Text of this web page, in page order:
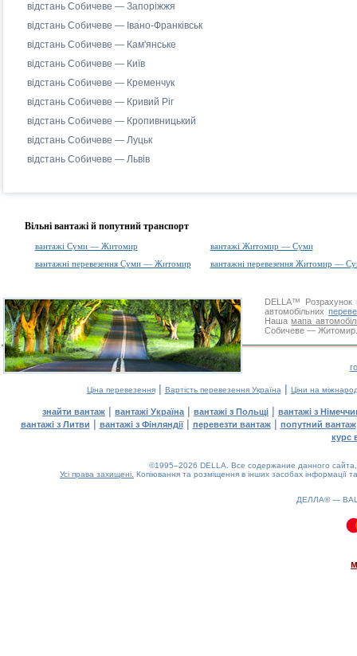
відстань Собичеве — Запоріжжя
відстань Собичеве — Івано-Франківськ
відстань Собичеве — Кам'янське
відстань Собичеве — Київ
відстань Собичеве — Кременчук
відстань Собичеве — Кривий Ріг
відстань Собичеве — Кропивницький
відстань Собичеве — Луцьк
відстань Собичеве — Львів
Вільні вантажі й попутний транспорт
вантажі Суми — Житомир
вантажі Житомир — Суми
вантажні перевезення Суми — Житомир
вантажні перевезення Житомир —
DELLA™
Розрахунок
автомобільних
Нашамапа
Собичеве — Житомир.
Ціна перевезення| Вартість перевезення Україна | Ціни на
знайти вантаж | вантажі Україна | вантажі з Польщі | вантажі з
вантажі з Литви | вантажі з Фінляндії| перевезти вантаж| попутний вантаж
курс
©1995–2026 DELLA. Все содержание данного
Усі права захищені. Копіювання та розміщення в інших засобах інформації
ДЕЛЛА® —